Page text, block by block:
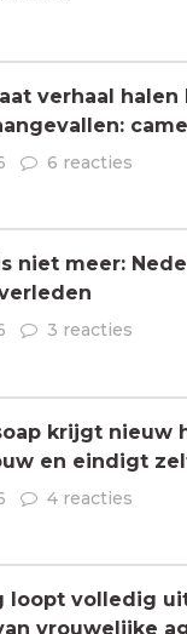
verhaal
6 reacties
niet meer:
3 reacties
krijgt nieuw
en eindigt
4 reacties
loopt volledig
vrouwelijke